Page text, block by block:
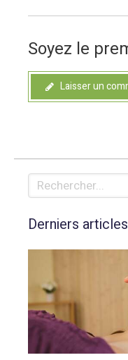
Soyez le
Laisser un
Rechercher
Derniers articles